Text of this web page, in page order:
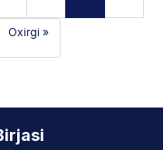
Oxirgi »